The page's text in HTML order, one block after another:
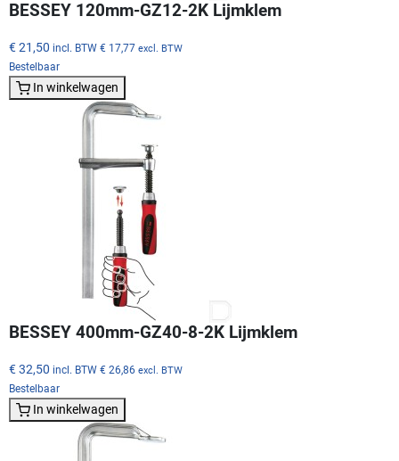
BESSEY 120mm-GZ12-2K Lijmklem
€ 21,50 incl. BTW € 17,77 excl. BTW
Bestelbaar
In winkelwagen
BESSEY 400mm-GZ40-8-2K Lijmklem
€ 32,50 incl. BTW € 26,86 excl. BTW
Bestelbaar
In winkelwagen